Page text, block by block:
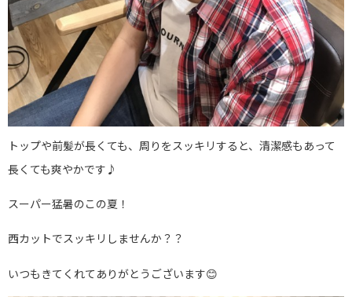
トップや前髪が長くても、周りをスッキリすると、清潔感もあって
長くても爽やかです♪
スーパー猛暑のこの夏！
西カットでスッキリしませんか？？
いつもきてくれてありがとうございます😊